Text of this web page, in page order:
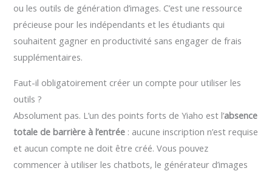
ou les outils de génération d’images. C’est une ressource
précieuse pour les indépendants et les étudiants qui
souhaitent gagner en productivité sans engager de frais
supplémentaires.
Faut-il obligatoirement créer un compte pour utiliser les
outils ?
Absolument pas. L’un des points forts de Yiaho est l’absence
totale de barrière à l’entrée : aucune inscription n’est requise
et aucun compte ne doit être créé. Vous pouvez
commencer à utiliser les chatbots, le générateur d’images